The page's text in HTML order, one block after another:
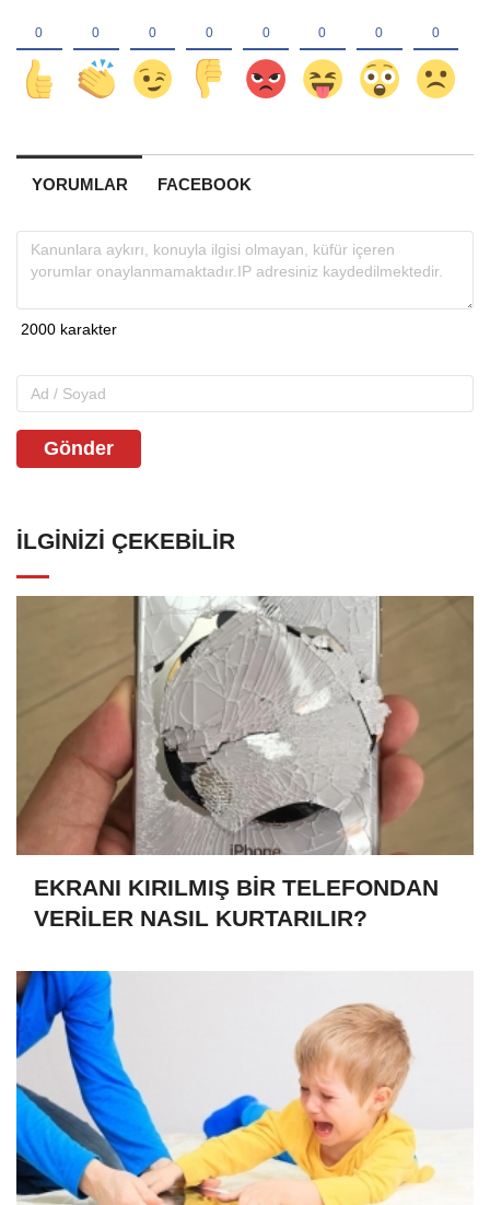
YORUMLAR FACEBOOK
Gönder
İLGINIZI ÇEKEBILIR
EKRANI KIRILMIŞ BİR TELEFONDAN
VERİLER NASIL KURTARILIR?